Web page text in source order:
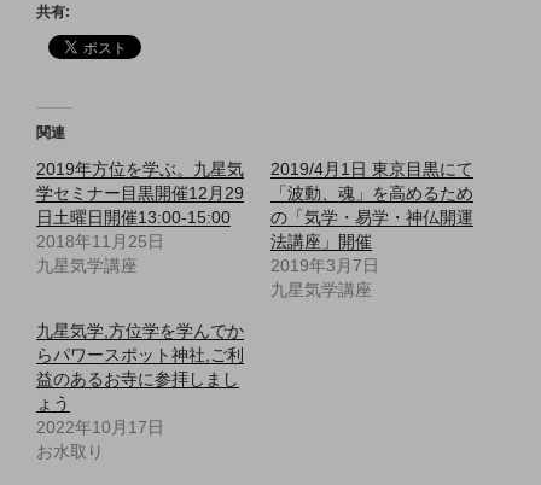
共有:
関連
2019年方位を学ぶ。九星気
学セミナー目黒開催12月29
日土曜日開催13:00-15:00
2018年11月25日
九星気学講座
2019/4月1日 東京目黒にて
「波動、魂」を高めるため
の「気学・易学・神仏開運
法講座」開催
2019年3月7日
九星気学講座
九星気学,方位学を学んでか
らパワースポット神社,ご利
益のあるお寺に参拝しまし
ょう
2022年10月17日
お水取り